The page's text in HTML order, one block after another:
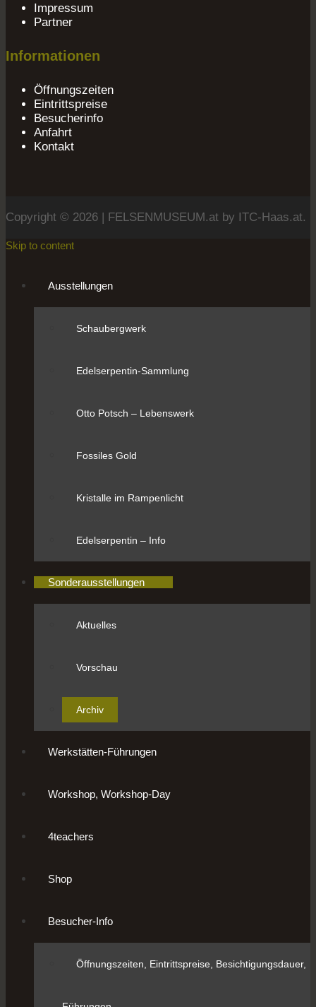
Impressum
Partner
Informationen
Öffnungszeiten
Eintrittspreise
Besucherinfo
Anfahrt
Kontakt
Copyright © 2026 | FELSENMUSEUM.at by ITC-Haas.at.
Skip to content
Ausstellungen
Schaubergwerk
Edelserpentin-Sammlung
Otto Potsch – Lebenswerk
Fossiles Gold
Kristalle im Rampenlicht
Edelserpentin – Info
Sonderausstellungen
Aktuelles
Vorschau
Archiv
Werkstätten-Führungen
Workshop, Workshop-Day
4teachers
Shop
Besucher-Info
Öffnungszeiten, Eintrittspreise, Besichtigungsdauer,